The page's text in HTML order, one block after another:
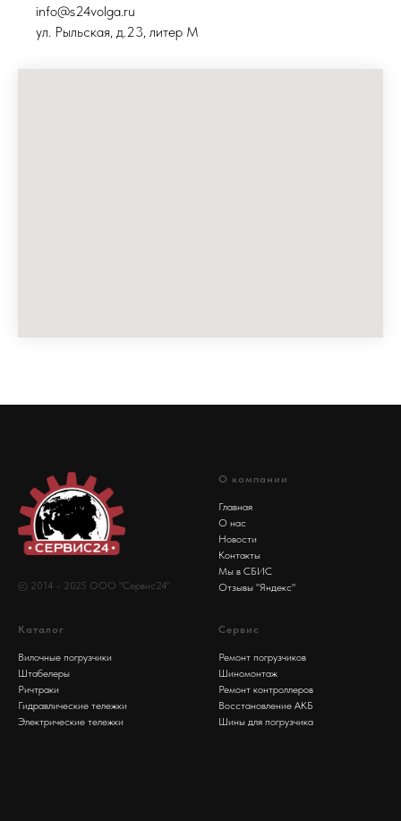
info@s24volga.ru
ул. Рыльская, д.23, литер М
© 2014 - 2025 ООО "Сервис24"
О компании
Главная
О нас
Новости
Контакты
Мы в СБИС
Отзывы "Яндекс"
Каталог
Вилочные погрузчики
Штабелеры
Ричтраки
Гидравлические тележки
Электрические тележки
Сервис
Ремонт погрузчиков
Шиномонтаж
Ремонт контроллеров
Восстановление АКБ
Шины для погрузчика